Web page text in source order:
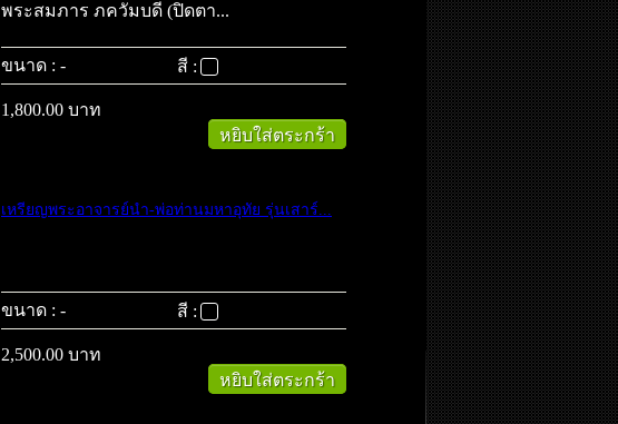
พระสมภาร ภควัมบดี (ปิดตา...
ขนาด : - สี :
1,800.00 บาท
หยิบใส่ตระกร้า
เหรียญพระอาจารย์นำ-พ่อท่านมหาอุทัย รุ่นเสาร์...
ขนาด : - สี :
2,500.00 บาท
หยิบใส่ตระกร้า